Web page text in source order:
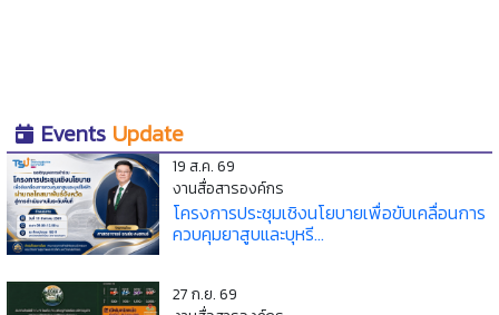
Events Update
19 ส.ค. 69
งานสื่อสารองค์กร
โครงการประชุมเชิงนโยบายเพื่อขับเคลื่อนการ
ควบคุมยาสูบและบุหรี...
27 ก.ย. 69